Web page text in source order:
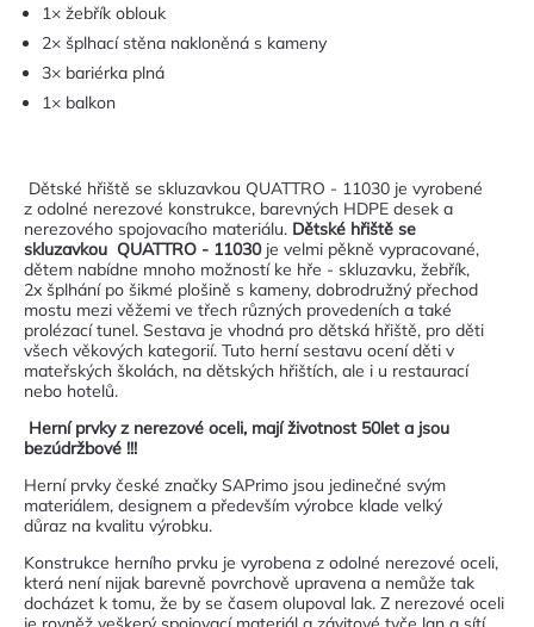
1× žebřík oblouk
2× šplhací stěna nakloněná s kameny
3× bariérka plná
1× balkon
Dětské hřiště se skluzavkou QUATTRO - 11030 je vyrobené
z odolné nerezové konstrukce, barevných HDPE desek a
nerezového spojovacího materiálu. Dětské hřiště se
skluzavkou QUATTRO - 11030 je velmi pěkně vypracované,
dětem nabídne mnoho možností ke hře - skluzavku, žebřík,
2x šplhání po šikmé plošině s kameny, dobrodružný přechod
mostu mezi věžemi ve třech různých provedeních a také
prolézací tunel. Sestava je vhodná pro dětská hřiště, pro děti
všech věkových kategorií. Tuto herní sestavu ocení děti v
mateřských školách, na dětských hřištích, ale i u restaurací
nebo hotelů.
Herní prvky z nerezové oceli, mají životnost 50let a jsou
bezúdržbové !!!
Herní prvky české značky SAPrimo jsou jedinečné svým
materiálem, designem a především výrobce klade velký
důraz na kvalitu výrobku.
Konstrukce herního prvku je vyrobena z odolné nerezové oceli,
která není nijak barevně povrchově upravena a nemůže tak
docházet k tomu, že by se časem olupoval lak. Z nerezové oceli